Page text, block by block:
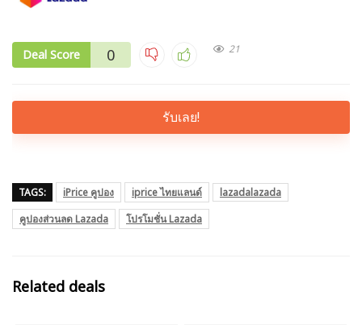
Deal Score 0 21
รับเลย!
TAGS: iPrice คูปอง iprice ไทยแลนด์
lazadalazada
คูปองส่วนลด Lazada
โปรโมชั่น Lazada
Related deals